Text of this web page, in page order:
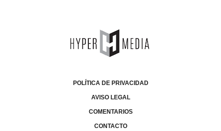
POLÍTICA DE PRIVACIDAD
AVISO LEGAL
COMENTARIOS
CONTACTO